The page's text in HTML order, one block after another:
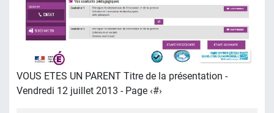
VOUS ETES UN PARENT Titre de la présentation -
Vendredi 12 juillet 2013 - Page ‹#›